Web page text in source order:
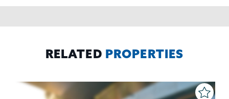
rectificar y suprimir los datos, solicitar la portabilidad de los
RELATED PROPERTIES